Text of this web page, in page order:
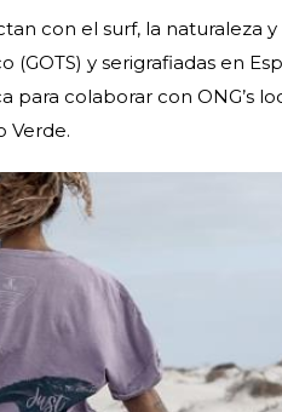
con el surf, la naturaleza
y serigrafiadas en
para colaborar con ONG’s
Verde.